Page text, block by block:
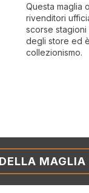
Questa maglia
rivenditori
scorse stagioni
degli store ed
collezionismo.
MAGLIA